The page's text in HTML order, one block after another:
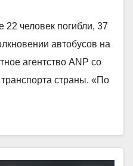
человек погибли, 37
автобусов на
агентство ANP со
страны. «По